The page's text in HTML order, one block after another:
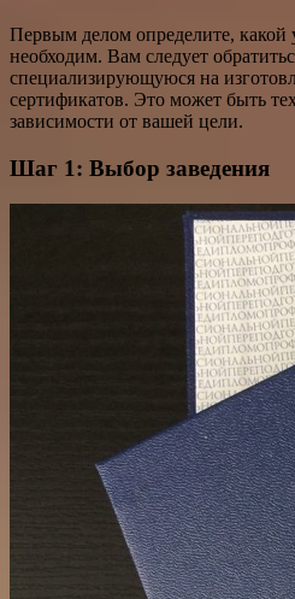
Первым делом определите, какой
необходим. Вам следует
специализирующуюся на
сертификатов. Это может быть
зависимости от вашей цели.
Шаг 1: Выбор заведения